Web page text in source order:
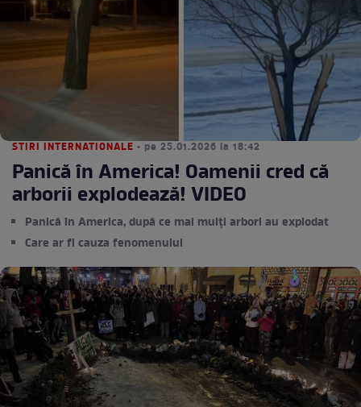
STIRI INTERNATIONALE • pe 25.01.2026 la 18:42
Panică în America! Oamenii cred că
arborii explodează! VIDEO
Panică în America, după ce mai mulți arbori au explodat
Care ar fi cauza fenomenului